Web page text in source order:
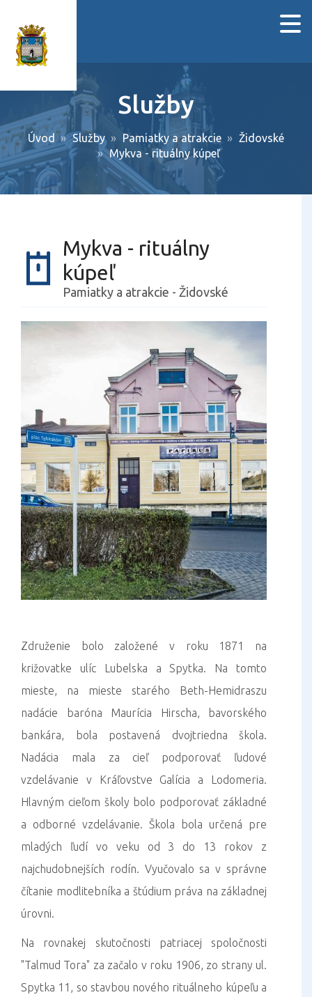
Služby
Úvod Služby Pamiatky a atrakcie
Židovské
Mykva - rituálny kúpeľ
Mykva - rituálny
kúpeľ
Pamiatky a atrakcie - Židovské
Združenie bolo založené v roku 1871 na
križovatke ulíc Lubelska a Spytka. Na tomto
mieste, na mieste starého Beth-Hemidraszu
nadácie baróna Maurícia Hirscha, bavorského
bankára, bola postavená dvojtriedna škola.
Nadácia mala za cieľ podporovať ľudové
vzdelávanie v Kráľovstve Galícia a Lodomeria.
Hlavným cieľom školy bolo podporovať základné
a odborné vzdelávanie. Škola bola určená pre
mladých ľudí vo veku od 3 do 13 rokov z
najchudobnejších rodín. Vyučovalo sa v správne
čítanie modlitebníka a štúdium práva na základnej
úrovni.
Na rovnakej skutočnosti patriacej spoločnosti
"Talmud Tora" za začalo v roku 1906, zo strany ul.
Spytka 11, so stavbou nového rituálneho kúpeľu a